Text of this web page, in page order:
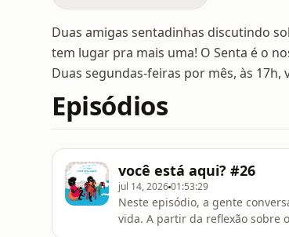
Duas amigas sentadinhas discutindo
tem lugar pra mais uma! O Senta é o
Duas segundas-feiras por mês, às
Episódios
você está aqui? #26
jul 14, 202601:53:29
Neste episódio, a gente
vida. A partir da reflexão sobre